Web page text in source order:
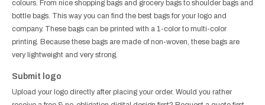
colours. From nice shopping bags and grocery bags to shoulder bags and
bottle bags. This way you can find the best bags for your logo and
company. These bags can be printed with a 1-color to multi-color
printing. Because these bags are made of non-woven, these bags are
very lightweight and very strong.
Submit logo
Upload your logo directly after placing your order. Would you rather